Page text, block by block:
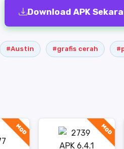
Download APK
#Austin #grafis cerah
MOD MOD